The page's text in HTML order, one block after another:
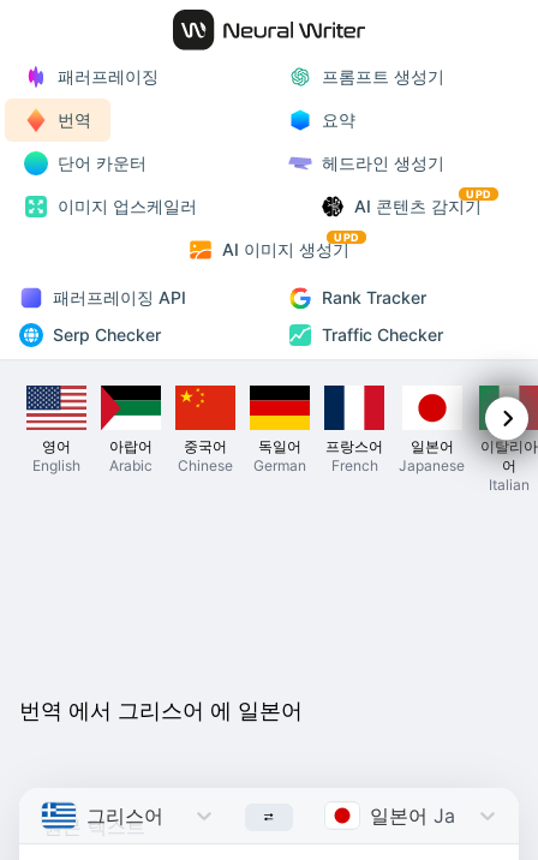
패러프레이징 프롬프트 생성기
번역 요약
단어 카운터 헤드라인 생성기
이미지 업스케일러 AI 콘텐츠 감지기
UPD
AI 이미지 생성기
UPD
패러프레이징 API
Rank Tracker
Serp Checker
Traffic Checker
영어
English
아랍어
Arabic
중국어
Chinese
독일어
German
프랑스어
French
일본어
Japanese
이탈리아
어
Italian
번역 에서 그리스어 에 일본어
그리스어 Greek 일본어 Japanese